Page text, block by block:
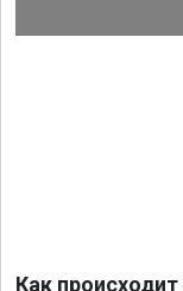
Как